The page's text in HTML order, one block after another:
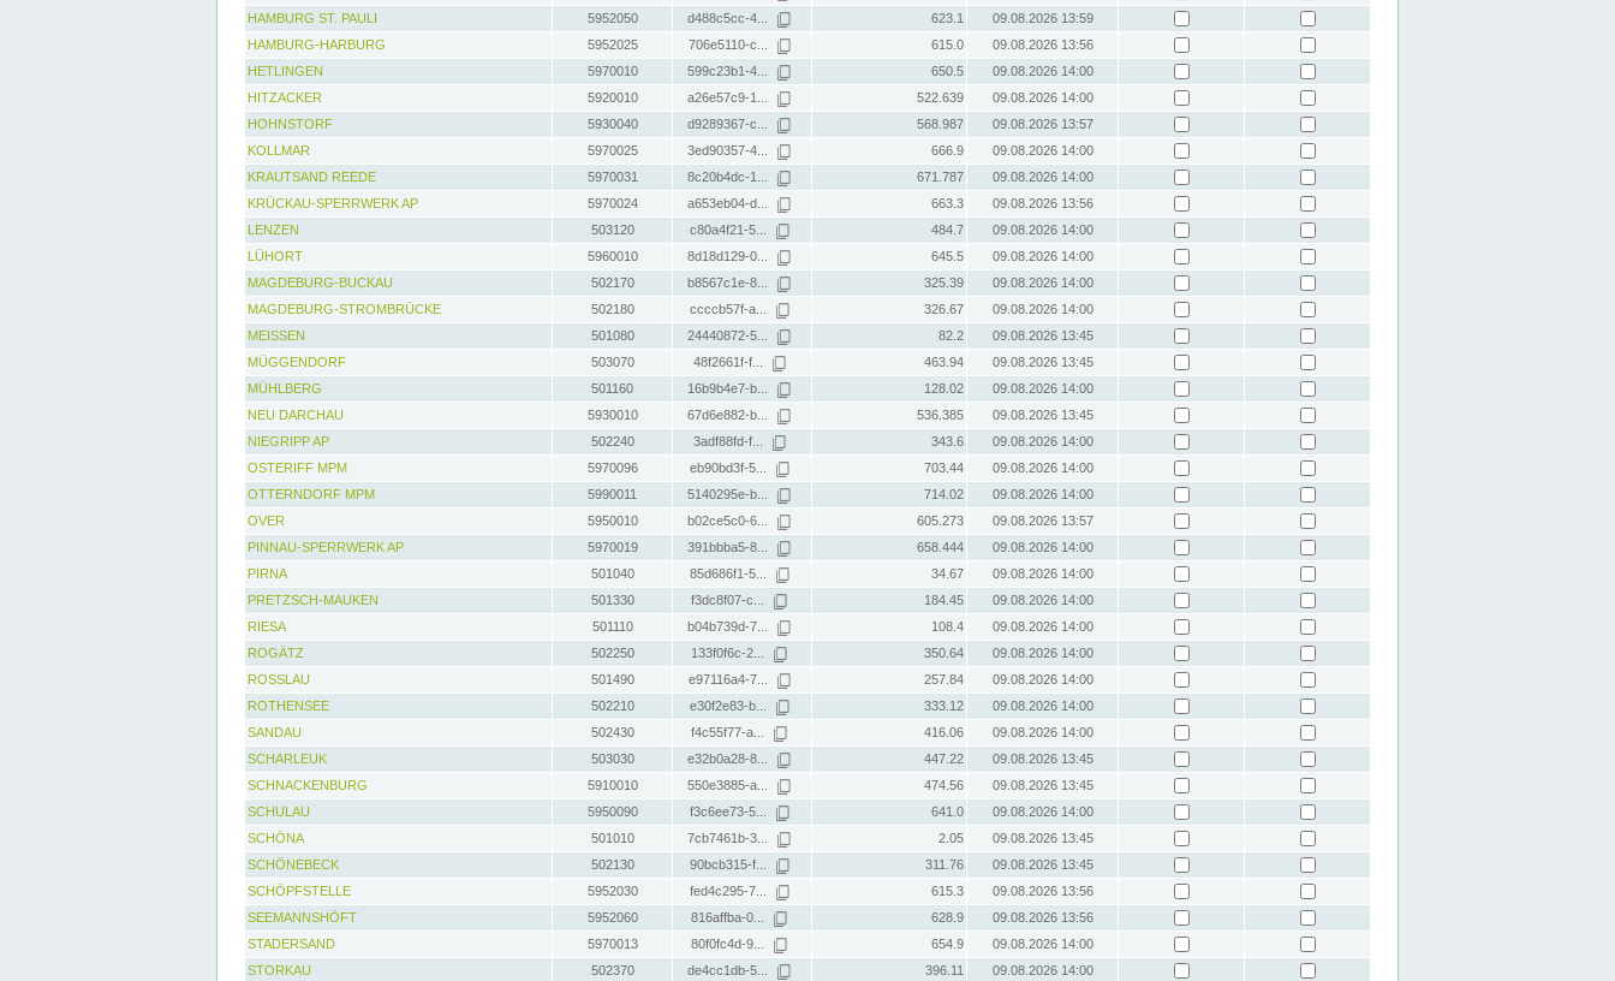
HAMBURG ST. PAULI
5952050 d488c5cc-4... 623.1
09.08.2026 13:59
HAMBURG-HARBURG
5952025 706e5110-c... 615.0
09.08.2026 13:56
HETLINGEN
5970010 599c23b1-4... 650.5
09.08.2026 14:00
HITZACKER
5920010 a26e57c9-1... 522.639
09.08.2026 14:00
HOHNSTORF
5930040 d9289367-c... 568.987
09.08.2026 13:57
KOLLMAR
5970025 3ed90357-4... 666.9
09.08.2026 14:00
KRAUTSAND REEDE
5970031 8c20b4dc-1... 671.787
09.08.2026 14:00
KRÜCKAU-SPERRWERK AP
5970024 a653eb04-d... 663.3
09.08.2026 13:56
LENZEN
503120 c80a4f21-5... 484.7
09.08.2026 14:00
LÜHORT
5960010 8d18d129-0... 645.5
09.08.2026 14:00
MAGDEBURG-BUCKAU
502170 b8567c1e-8... 325.39
09.08.2026 14:00
MAGDEBURG-STROMBRÜCKE
502180 ccccb57f-a... 326.67
09.08.2026 14:00
MEISSEN
501080 24440872-5... 82.2
09.08.2026 13:45
MÜGGENDORF
503070 48f2661f-f... 463.94
09.08.2026 13:45
MÜHLBERG
501160 16b9b4e7-b... 128.02
09.08.2026 14:00
NEU DARCHAU
5930010 67d6e882-b... 536.385
09.08.2026 13:45
NIEGRIPP AP
502240 3adf88fd-f... 343.6
09.08.2026 14:00
OSTERIFF MPM
5970096 eb90bd3f-5... 703.44
09.08.2026 14:00
OTTERNDORF MPM
5990011 5140295e-b... 714.02
09.08.2026 14:00
OVER
5950010 b02ce5c0-6... 605.273
09.08.2026 13:57
PINNAU-SPERRWERK AP
5970019 391bbba5-8... 658.444
09.08.2026 14:00
PIRNA
501040 85d686f1-5... 34.67
09.08.2026 14:00
PRETZSCH-MAUKEN
501330 f3dc8f07-c... 184.45
09.08.2026 14:00
RIESA
501110 b04b739d-7... 108.4
09.08.2026 14:00
ROGÄTZ
502250 133f0f6c-2... 350.64
09.08.2026 14:00
ROSSLAU
501490 e97116a4-7... 257.84
09.08.2026 14:00
ROTHENSEE
502210 e30f2e83-b... 333.12
09.08.2026 14:00
SANDAU
502430 f4c55f77-a... 416.06
09.08.2026 14:00
SCHARLEUK
503030 e32b0a28-8... 447.22
09.08.2026 13:45
SCHNACKENBURG
5910010 550e3885-a... 474.56
09.08.2026 13:45
SCHULAU
5950090 f3c6ee73-5... 641.0
09.08.2026 14:00
SCHÖNA
501010 7cb7461b-3... 2.05
09.08.2026 13:45
SCHÖNEBECK
502130 90bcb315-f... 311.76
09.08.2026 13:45
SCHÖPFSTELLE
5952030 fed4c295-7... 615.3
09.08.2026 13:56
SEEMANNSHÖFT
5952060 816affba-0... 628.9
09.08.2026 13:56
STADERSAND
5970013 80f0fc4d-9... 654.9
09.08.2026 14:00
STORKAU
502370 de4cc1db-5... 396.11 09.08.2026 14:00